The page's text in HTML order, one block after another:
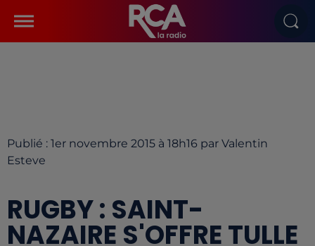
Publié : 1er novembre 2015 à 18h16 par Valentin
Esteve
RUGBY : SAINT-
NAZAIRE S'OFFRE TULLE